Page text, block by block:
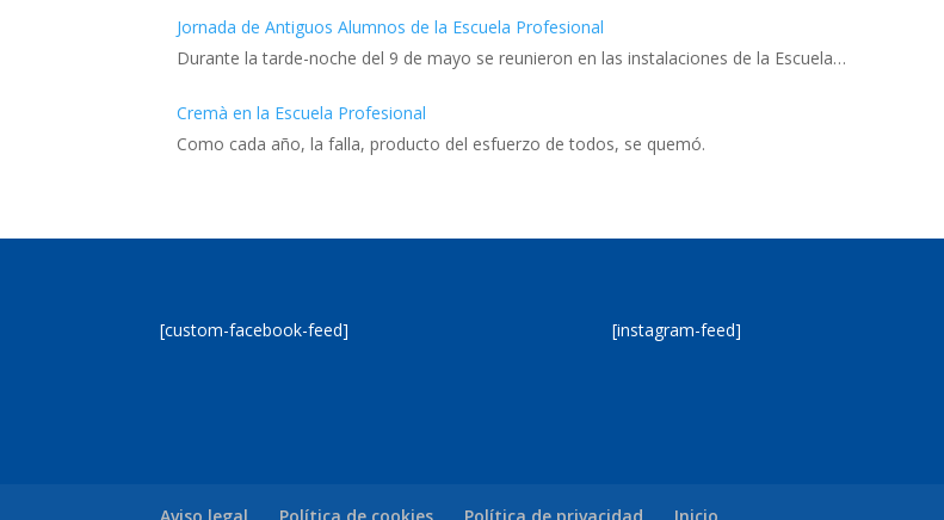
Jornada de Antiguos Alumnos de la Escuela Profesional
Durante la tarde-noche del 9 de mayo se reunieron en las instalaciones de la Escuela…
Cremà en la Escuela Profesional
Como cada año, la falla, producto del esfuerzo de todos, se quemó.
[custom-facebook-feed] [instagram-feed]